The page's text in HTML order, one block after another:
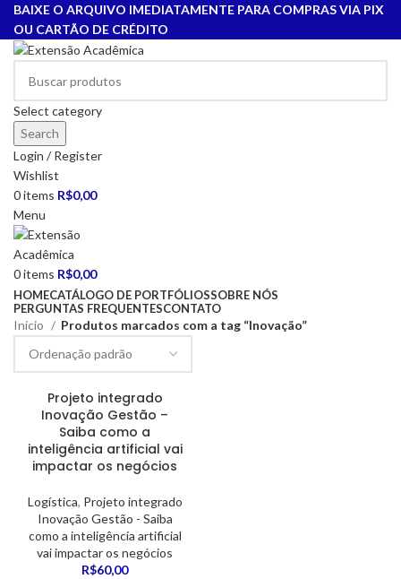
BAIXE O ARQUIVO IMEDIATAMENTE PARA COMPRAS VIA PIX
OU CARTÃO DE CRÉDITO
Select category
Search
Login / Register
Wishlist
0items R$0,00
Menu
0items R$0,00
HOMECATÁLOGO DE PORTFÓLIOSSOBRE NÓS
PERGUNTAS FREQUENTESCONTATO
Início Produtos marcados com a tag “Inovação”
Projeto integrado
Inovação Gestão –
Saiba como a
inteligência artificial vai
impactar os negócios
Logística, Projeto integrado
Inovação Gestão - Saiba
como a inteligência artificial
vai impactar os negócios
R$60,00